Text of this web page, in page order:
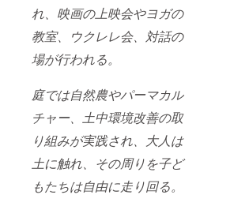
れ、映画の上映会やヨガの
教室、ウクレレ会、対話の
場が行われる。
庭では自然農やパーマカル
チャー、土中環境改善の取
り組みが実践され、大人は
土に触れ、その周りを子ど
もたちは自由に走り回る。